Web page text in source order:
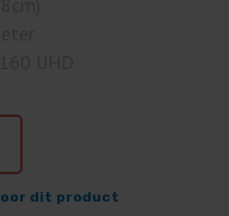
dit product